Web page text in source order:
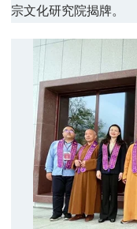
宗文化研究院揭牌。